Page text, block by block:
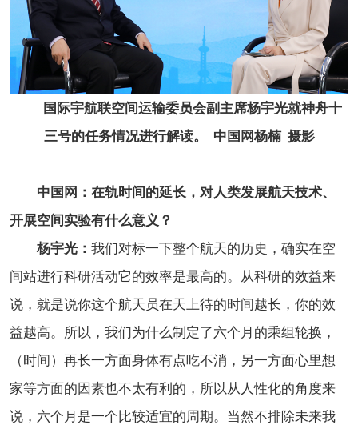
国际宇航联空间运输委员会副主席杨宇光就神舟十
三号的任务情况进行解读。 中国网杨楠 摄影
中国网：在轨时间的延长，对人类发展航天技术、
开展空间实验有什么意义？
杨宇光： 我们对标一下整个航天的历史，确实在空
间站进行科研活动它的效率是最高的。从科研的效益来
说，就是说你这个航天员在天上待的时间越长，你的效
益越高。所以，我们为什么制定了六个月的乘组轮换，
（时间）再长一方面身体有点吃不消，另一方面心里想
家等方面的因素也不太有利的，所以从人性化的角度来
说，六个月是一个比较适宜的周期。当然不排除未来我